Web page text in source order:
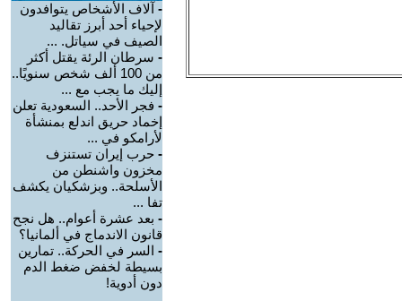
- آلاف الأشخاص يتوافدون
لإحياء أحد أبرز تقاليد
الصيف في سياتل. ...
- سرطان الرئة يقتل أكثر
من 100 ألف شخص سنويًا..
إليك ما يجب مع ...
- فجر الأحد.. السعودية تعلن
إخماد حريق اندلع بمنشأة
لأرامكو في ...
- حرب إيران تستنزف
مخزون واشنطن من
الأسلحة.. وبزشكيان يكشف
تفا ...
- بعد عشرة أعوام.. هل نجح
قانون الاندماج في ألمانيا؟
- السر في الحركة.. تمارين
بسيطة لخفض ضغط الدم
دون أدوية!